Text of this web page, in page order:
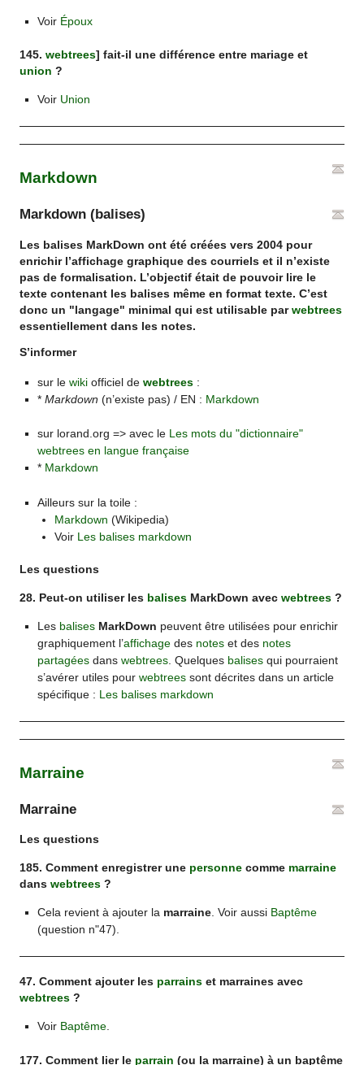
Voir Époux
145.webtrees] fait-il une différence entre mariage et
union ?
Voir Union
Markdown
Markdown (balises)
Les balises MarkDown ont été créées vers 2004 pour
enrichir l’affichage graphique des courriels et il n’existe
pas de formalisation. L’objectif était de pouvoir lire le
texte contenant les balises même en format texte. C’est
donc un "langage" minimal qui est utilisable parwebtrees
essentiellement dans les notes.
S’informer
sur le wikiofficiel de webtrees:
* Markdown (n’existe pas) / EN : Markdown
sur lorand.org => avec le Les mots du "dictionnaire"
webtrees en langue française
* Markdown
Ailleurs sur la toile :
Markdown (Wikipedia)
Voir Les balises markdown
Les questions
28. Peut-on utiliser les balises MarkDown avecwebtrees ?
Les balises MarkDown peuvent être utilisées pour enrichir
graphiquement l’affichagedes noteset des notes
partagéesdans webtrees. Quelques balisesqui pourraient
s’avérer utiles pour webtreessont décrites dans un article
spécifique : Les balises markdown
Marraine
Marraine
Les questions
185. Comment enregistrer une personne comme marraine
danswebtrees ?
Cela revient à ajouter la marraine. Voir aussi Baptême
(question n"47).
47. Comment ajouter les parrains et marraines avec
webtrees ?
Voir Baptême.
177. Comment lier le parrain (ou la marraine) à un baptême